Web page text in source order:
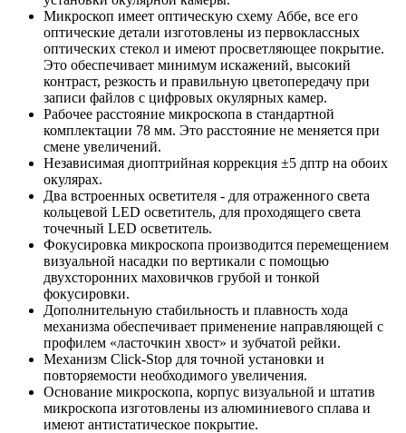
Микроскоп имеет оптическую схему Аббе, все его
оптические детали изготовлены из первоклассных
оптических стекол и имеют просветляющее покрытие.
Это обеспечивает минимум искажений, высокий
контраст, резкость и правильную цветопередачу при
записи файлов с цифровых окулярных камер.
Рабочее расстояние микроскопа в стандартной
комплектации 78 мм. Это расстояние не меняется при
смене увеличений.
Независимая диоптрийная коррекция ±5 дптр на обоих
окулярах.
Два встроенных осветителя - для отраженного света
кольцевой LED осветитель, для проходящего света
точечный LED осветитель.
Фокусировка микроскопа производится перемещением
визуальной насадки по вертикали с помощью
двухсторонних маховичков грубой и тонкой
фокусировки.
Дополнительную стабильность и плавность хода
механизма обеспечивает применение направляющей с
профилем «ласточкин хвост» и зубчатой рейки.
Механизм Click-Stop для точной установки и
повторяемости необходимого увеличения.
Основание микроскопа, корпус визуальной и штатив
микроскопа изготовлены из алюминиевого сплава и
имеют антистатическое покрытие.